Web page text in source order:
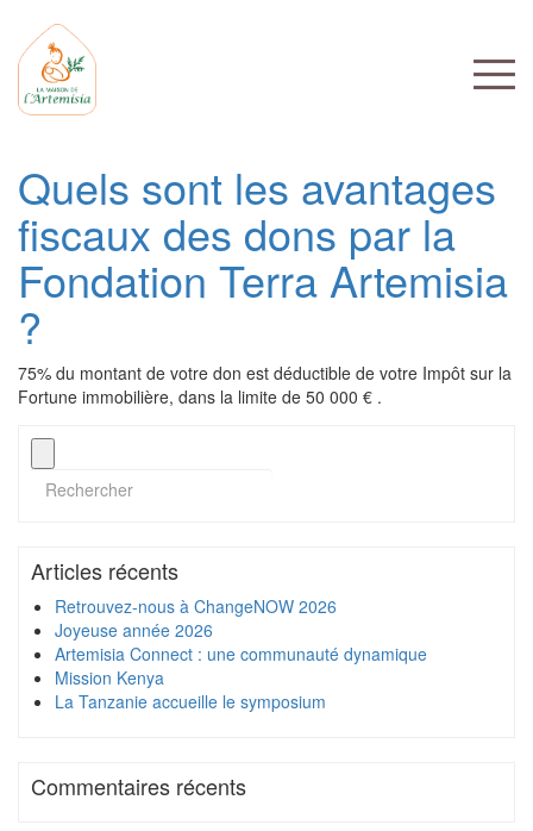
Quels sont les avantages
fiscaux des dons par la
Fondation Terra Artemisia
?
75% du montant de votre don est déductible de votre Impôt sur la
Fortune immobilière, dans la limite de 50 000 € .
Articles récents
Retrouvez-nous à ChangeNOW 2026
Joyeuse année 2026
Artemisia Connect : une communauté dynamique
Mission Kenya
La Tanzanie accueille le symposium
Commentaires récents